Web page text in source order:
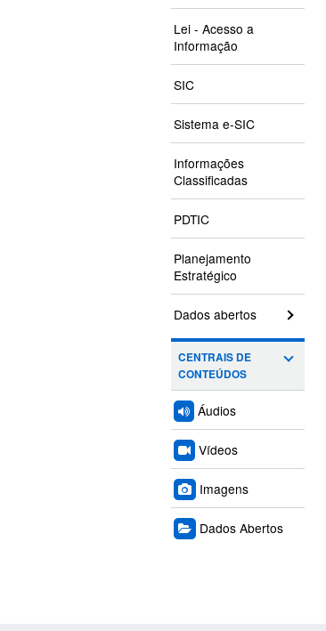
Lei - Acesso a
Informação
SIC
Sistema e-SIC
Informações
Classificadas
PDTIC
Planejamento
Estratégico
Dados abertos
CENTRAIS DE
CONTEÚDOS
Áudios
Vídeos
Imagens
Dados Abertos